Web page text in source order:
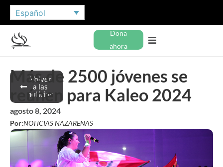
Español
Dona
ahora
Volver
a las
noticias
Más de 2500 jóvenes se
reúnen para Kaleo 2024
agosto 8, 2024
Por:NOTICIAS NAZARENAS